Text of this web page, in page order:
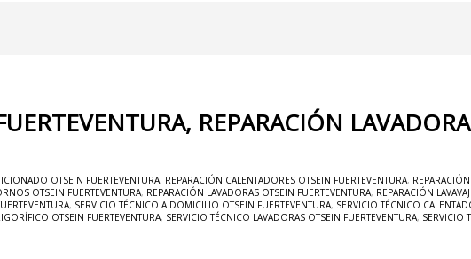
REPARACIÓN
OTSEIN FUERTEVENTURA, REPARACIÓN CALENTADORES OTSEIN FUERTEVENTURA,
OTSEIN FUERTEVENTURA, REPARACIÓN LAVADORAS OTSEIN FUERTEVENTURA, REPARACIÓN
, SERVICIO TÉCNICO A DOMICILIO OTSEIN FUERTEVENTURA, SERVICIO TÉCNICO
OTSEIN FUERTEVENTURA, SERVICIO TÉCNICO LAVADORAS OTSEIN FUERTEVENTURA, SERVICIO